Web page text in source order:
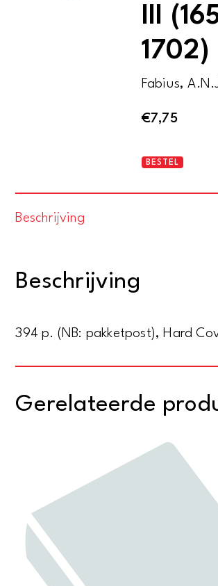
III
1702)
Fabius,
€7,75
Het
BESTEL
Beschrijving
Beschrijving
394 p. (NB: pakketpost), Hard
Gerelateerde